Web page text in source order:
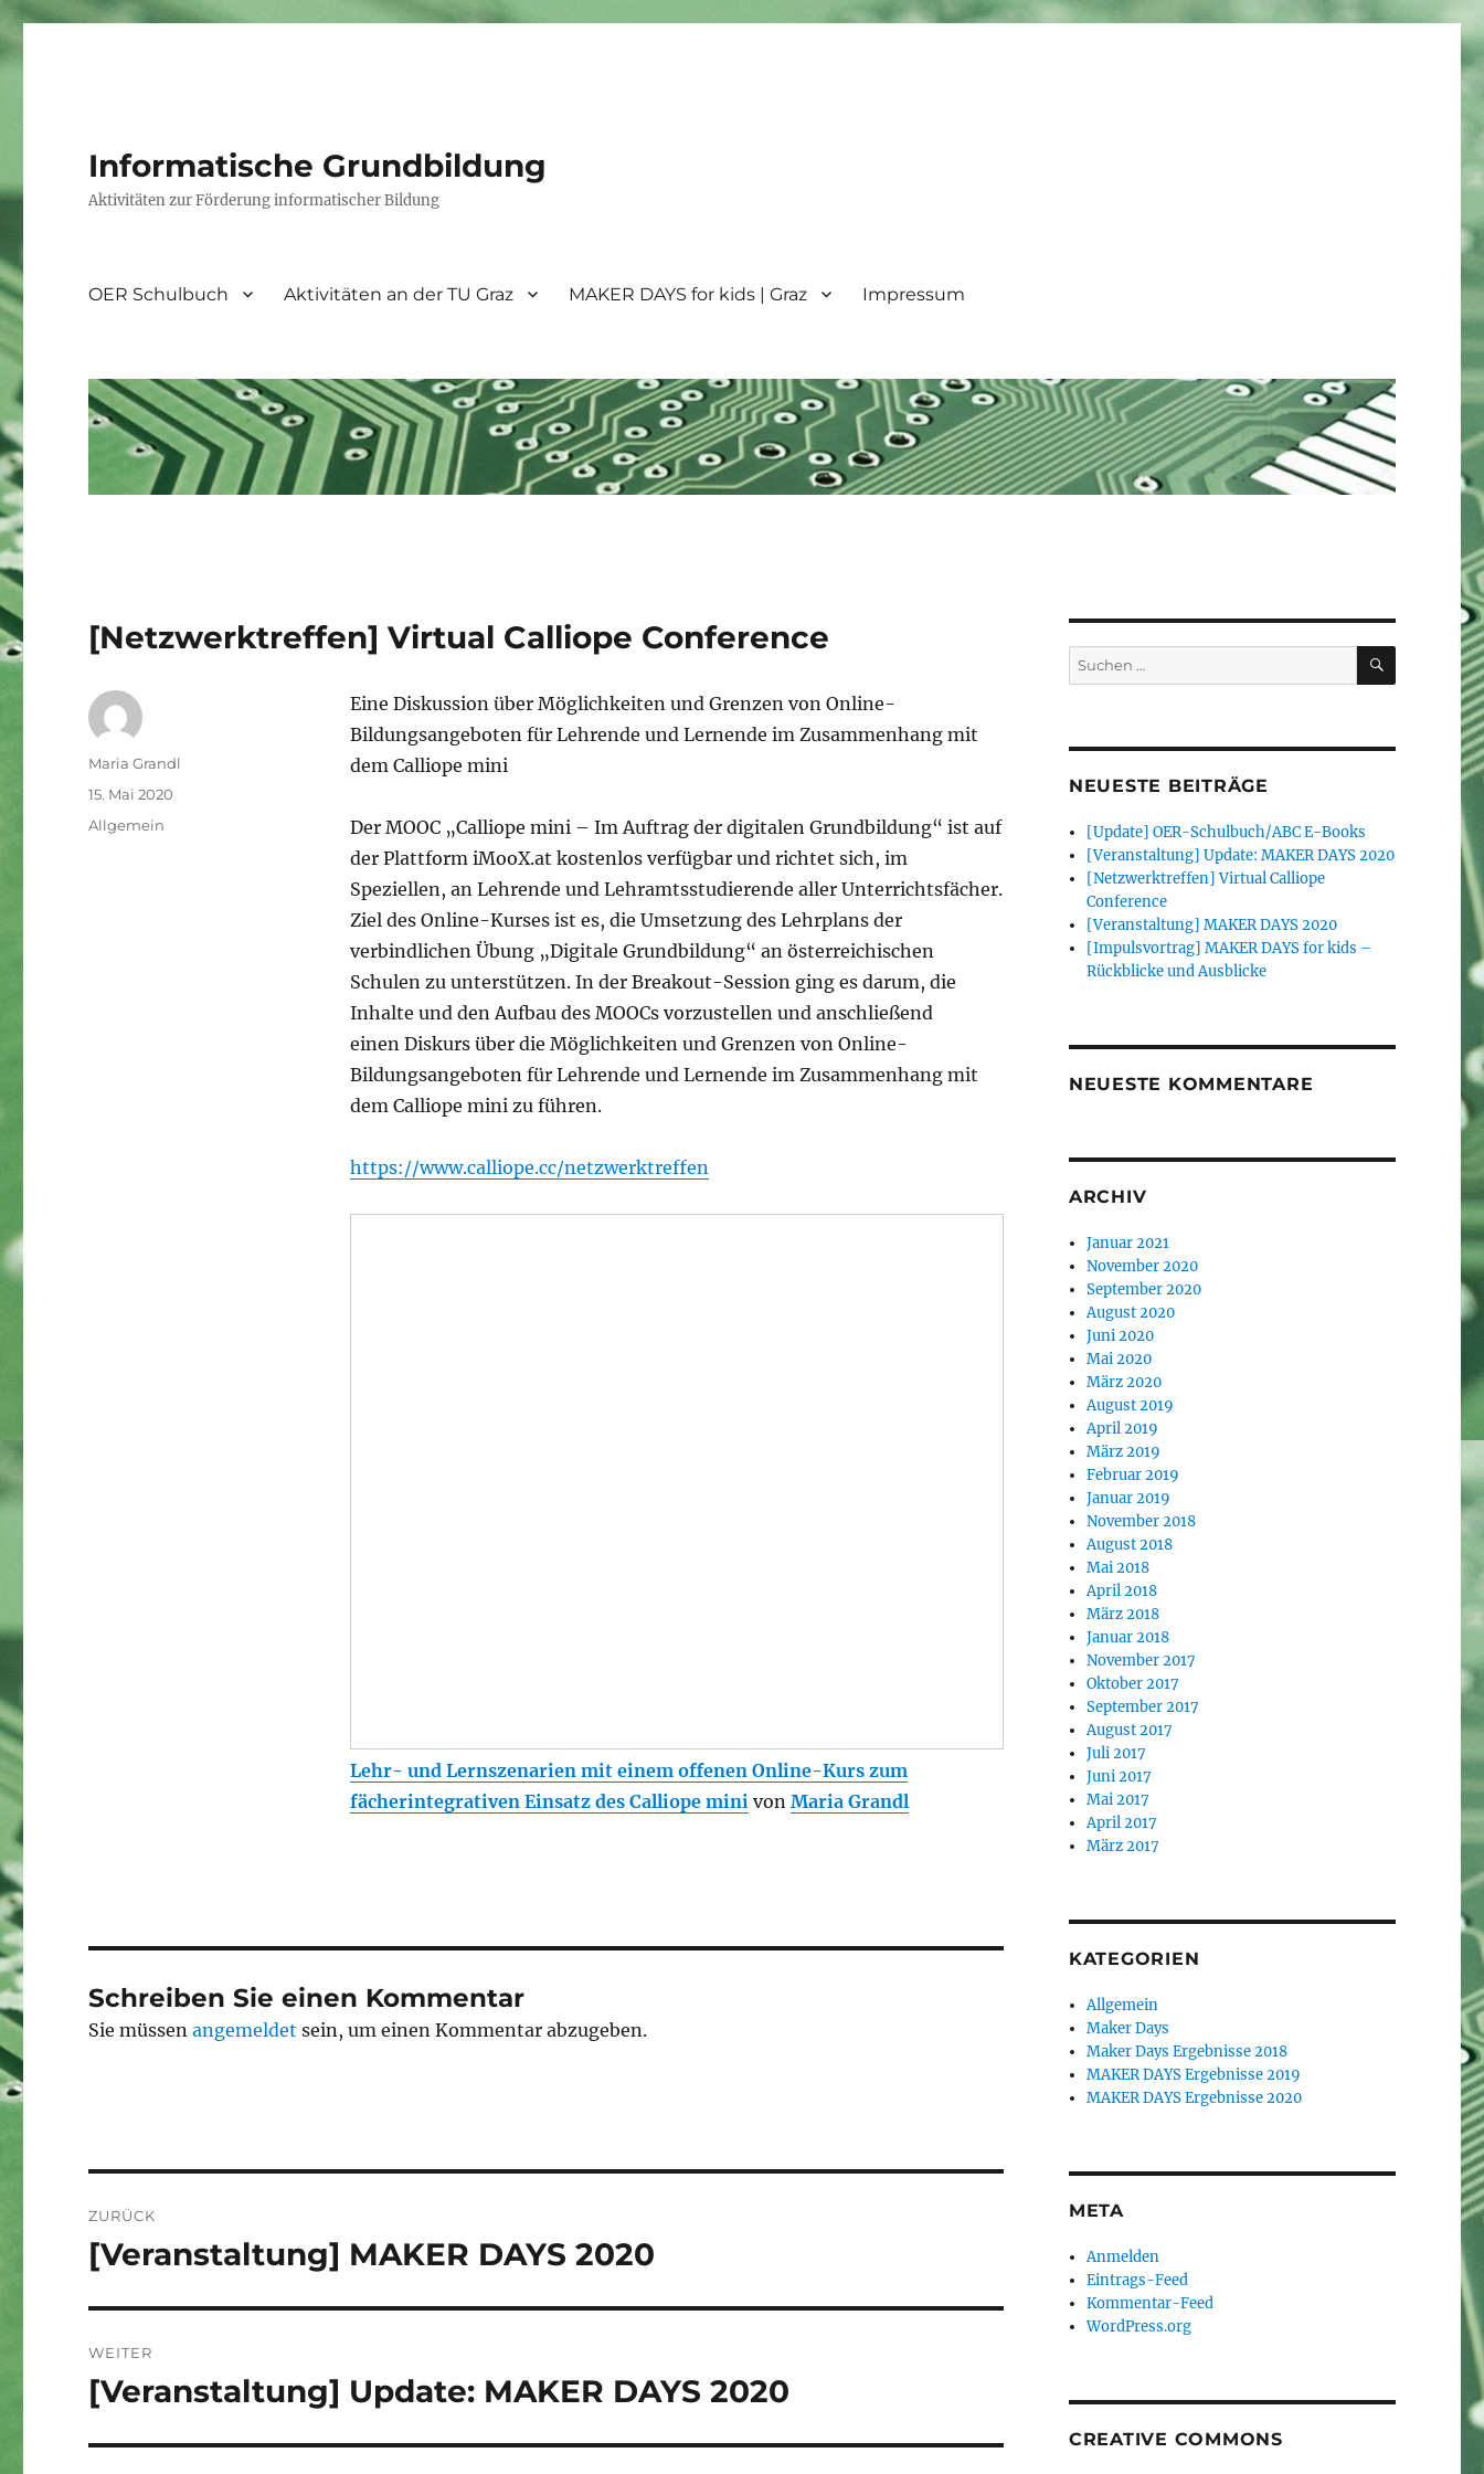
Informatische Grundbildung
Aktivitäten zur Förderung informatischer Bildung
OER Schulbuch Aktivitäten an der TU Graz MAKER DAYS for kids | Graz Impressum
[Netzwerktreffen] Virtual Calliope Conference
Eine Diskussion über Möglichkeiten und Grenzen von Online-
Bildungsangeboten für Lehrende und Lernende im Zusammenhang mit
dem Calliope mini
Der MOOC „Calliope mini – Im Auftrag der digitalen Grundbildung“ ist auf
der Plattform iMooX.at kostenlos verfügbar und richtet sich, im
Speziellen, an Lehrende und Lehramtsstudierende aller Unterrichtsfächer.
Ziel des Online-Kurses ist es, die Umsetzung des Lehrplans der
verbindlichen Übung „Digitale Grundbildung“ an österreichischen
Schulen zu unterstützen. In der Breakout-Session ging es darum, die
Inhalte und den Aufbau des MOOCs vorzustellen und anschließend
einen Diskurs über die Möglichkeiten und Grenzen von Online-
Bildungsangeboten für Lehrende und Lernende im Zusammenhang mit
dem Calliope mini zu führen.
https://www.calliope.cc/netzwerktreffen
Lehr- und Lernszenarien mit einem offenen Online-Kurs zum
fächerintegrativen Einsatz des Calliope mini von Maria Grandl
Autor
Maria Grandl
Veröffentlicht
am
15. Mai 2020
Kategorien
Allgemein
Schreiben Sie einen Kommentar
Sie müssenangemeldet sein, um einen Kommentar abzugeben.
ZURÜCK
Vorheriger
[Veranstaltung] MAKER DAYS 2020
WEITER
Nächster
[Veranstaltung] Update: MAKER DAYS 2020
Suchen
nach:
SUCHEN
NEUESTE BEITRÄGE
[Update] OER-Schulbuch/ABC E-Books
[Veranstaltung] Update: MAKER DAYS 2020
[Netzwerktreffen] Virtual Calliope
Conference
[Veranstaltung] MAKER DAYS 2020
[Impulsvortrag] MAKER DAYS for kids –
Rückblicke und Ausblicke
NEUESTE KOMMENTARE
ARCHIV
Januar 2021
November 2020
September 2020
August 2020
Juni 2020
Mai 2020
März 2020
August 2019
April 2019
März 2019
Februar 2019
Januar 2019
November 2018
August 2018
Mai 2018
April 2018
März 2018
Januar 2018
November 2017
Oktober 2017
September 2017
August 2017
Juli 2017
Juni 2017
Mai 2017
April 2017
März 2017
KATEGORIEN
Allgemein
Maker Days
Maker Days Ergebnisse 2018
MAKER DAYS Ergebnisse 2019
MAKER DAYS Ergebnisse 2020
META
Anmelden
Eintrags-Feed
Kommentar-Feed
WordPress.org
CREATIVE COMMONS